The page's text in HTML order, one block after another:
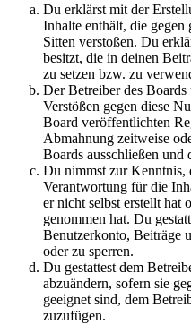
Du erklärst mit der
Inhalte enthält, die gegen
Sitten verstoßen. Du
besitzt, die in deinen
zu setzen bzw. zu
Der Betreiber des Boards
Verstößen gegen diese
Board veröffentlichten
Abmahnung zeitweise
Boards ausschließen und
Du nimmst zur Kenntnis,
Verantwortung für die
er nicht selbst erstellt hat
genommen hat. Du
Benutzerkonto, Beiträge
oder zu sperren.
Du gestattest dem
abzuändern, sofern sie
geeignet sind, dem
zuzufügen.